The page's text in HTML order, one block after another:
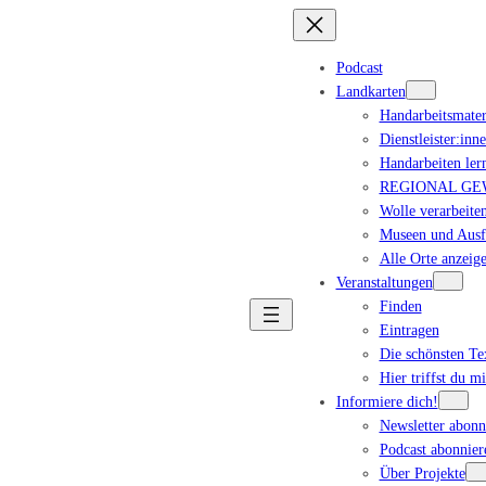
Podcast
Landkarten
Handarbeiten
REGIONAL
Wolle
Museen und
Alle Orte
Veranstaltungen
Finden
Eintragen
Die schönsten
Hier triffst du
Informiere dich!
Newsletter
Podcast
Über Projekte